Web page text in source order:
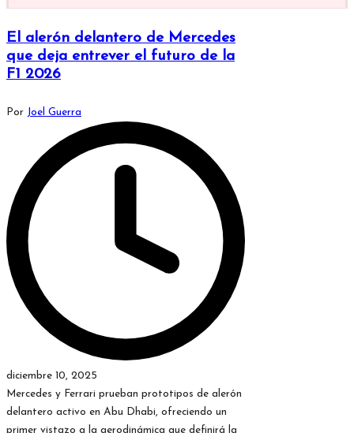
El alerón delantero de Mercedes
que deja entrever el futuro de la
F1 2026
Publicado
Por Joel Guerra
diciembre 10, 2025
Mercedes y Ferrari prueban prototipos de alerón
delantero activo en Abu Dhabi, ofreciendo un
primer vistazo a la aerodinámica que definirá la